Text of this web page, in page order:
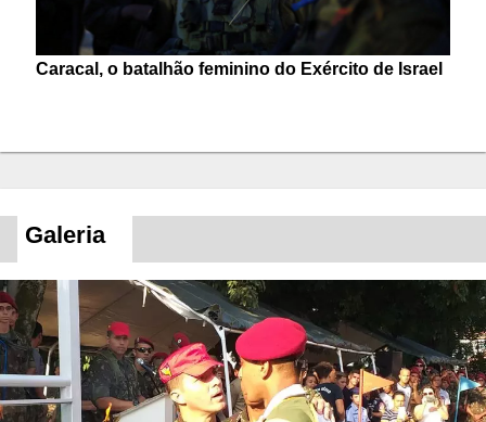
Caracal, o batalhão feminino do Exército de Israel
Galeria